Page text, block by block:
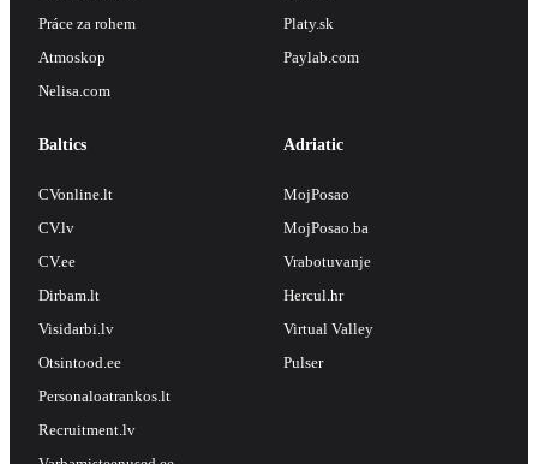
Práce za rohem
Atmoskop
Nelisa.com
Platy.sk
Paylab.com
Baltics
CVonline.lt
CV.lv
CV.ee
Dirbam.lt
Visidarbi.lv
Otsintood.ee
Personaloatrankos.lt
Recruitment.lv
Adriatic
MojPosao
MojPosao.ba
Vrabotuvanje
Hercul.hr
Virtual Valley
Pulser